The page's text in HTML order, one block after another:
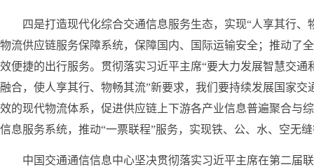
四是打造现代化综合交通信息服务生态，实现“人享其行、
物流供应链服务保障系统，保障国内、国际运输安全；推动了
效便捷的出行服务。贯彻落实习近平主席“要大力发展智慧交
融合，使人享其行、物畅其流”新要求，我们要持续发展国家
效的现代物流体系，促进供应链上下游各产业信息普遍聚合与
信息服务系统，推动“一票联程”服务，实现铁、公、水、空无
中国交通通信信息中心坚决贯彻落实习近平主席在第二届